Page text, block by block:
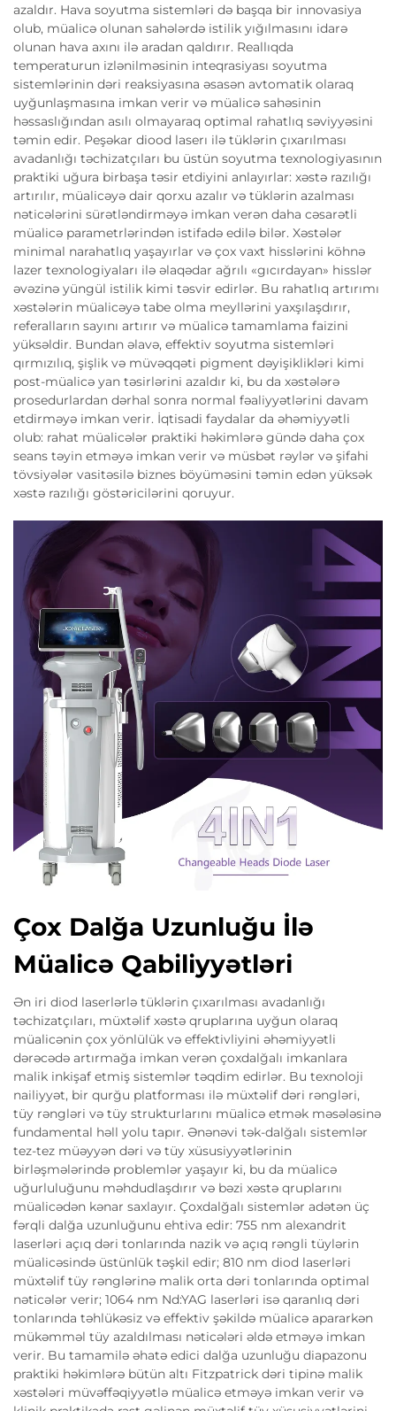
azaldır. Hava soyutma sistemləri də başqa bir innovasiya
olub, müalicə olunan sahələrdə istilik yığılmasını idarə
olunan hava axını ilə aradan qaldırır. Reallıqda
temperaturun izlənilməsinin inteqrasiyası soyutma
sistemlərinin dəri reaksiyasına əsasən avtomatik olaraq
uyğunlaşmasına imkan verir və müalicə sahəsinin
həssaslığından asılı olmayaraq optimal rahatlıq səviyyəsini
təmin edir. Peşəkar diood laserı ilə tüklərin çıxarılması
avadanlığı təchizatçıları bu üstün soyutma texnologiyasının
praktiki uğura birbaşa təsir etdiyini anlayırlar: xəstə razılığı
artırılır, müalicəyə dair qorxu azalır və tüklərin azalması
nəticələrini sürətləndirməyə imkan verən daha cəsarətli
müalicə parametrlərindən istifadə edilə bilər. Xəstələr
minimal narahatlıq yaşayırlar və çox vaxt hisslərini köhnə
lazer texnologiyaları ilə əlaqədar ağrılı «gıcırdayan» hisslər
əvəzinə yüngül istilik kimi təsvir edirlər. Bu rahatlıq artırımı
xəstələrin müalicəyə tabe olma meyllərini yaxşılaşdırır,
referalların sayını artırır və müalicə tamamlama faizini
yüksəldir. Bundan əlavə, effektiv soyutma sistemləri
qırmızılıq, şişlik və müvəqqəti pigment dəyişiklikləri kimi
post-müalicə yan təsirlərini azaldır ki, bu da xəstələrə
prosedurlardan dərhal sonra normal fəaliyyətlərini davam
etdirməyə imkan verir. İqtisadi faydalar da əhəmiyyətli
olub: rahat müalicələr praktiki həkimlərə gündə daha çox
seans təyin etməyə imkan verir və müsbət rəylər və şifahi
tövsiyələr vasitəsilə biznes böyüməsini təmin edən yüksək
xəstə razılığı göstəricilərini qoruyur.
Çox Dalğa Uzunluğu İlə
Müalicə Qabiliyyətləri
Ən iri diod laserlərlə tüklərin çıxarılması avadanlığı
təchizatçıları, müxtəlif xəstə qruplarına uyğun olaraq
müalicənin çox yönlülük və effektivliyini əhəmiyyətli
dərəcədə artırmağa imkan verən çoxdalğalı imkanlara
malik inkişaf etmiş sistemlər təqdim edirlər. Bu texnoloji
nailiyyət, bir qurğu platforması ilə müxtəlif dəri rəngləri,
tüy rəngləri və tüy strukturlarını müalicə etmək məsələsinə
fundamental həll yolu tapır. Ənənəvi tək-dalğalı sistemlər
tez-tez müəyyən dəri və tüy xüsusiyyətlərinin
birləşmələrində problemlər yaşayır ki, bu da müalicə
uğurluluğunu məhdudlaşdırır və bəzi xəstə qruplarını
müalicədən kənar saxlayır. Çoxdalğalı sistemlər adətən üç
fərqli dalğa uzunluğunu ehtiva edir: 755 nm alexandrit
laserləri açıq dəri tonlarında nazik və açıq rəngli tüylərin
müalicəsində üstünlük təşkil edir; 810 nm diod laserləri
müxtəlif tüy rənglərinə malik orta dəri tonlarında optimal
nəticələr verir; 1064 nm Nd:YAG laserləri isə qaranlıq dəri
tonlarında təhlükəsiz və effektiv şəkildə müalicə apararkən
mükəmməl tüy azaldılması nəticələri əldə etməyə imkan
verir. Bu tamamilə əhatə edici dalğa uzunluğu diapazonu
praktiki həkimlərə bütün altı Fitzpatrick dəri tipinə malik
xəstələri müvəffəqiyyətlə müalicə etməyə imkan verir və